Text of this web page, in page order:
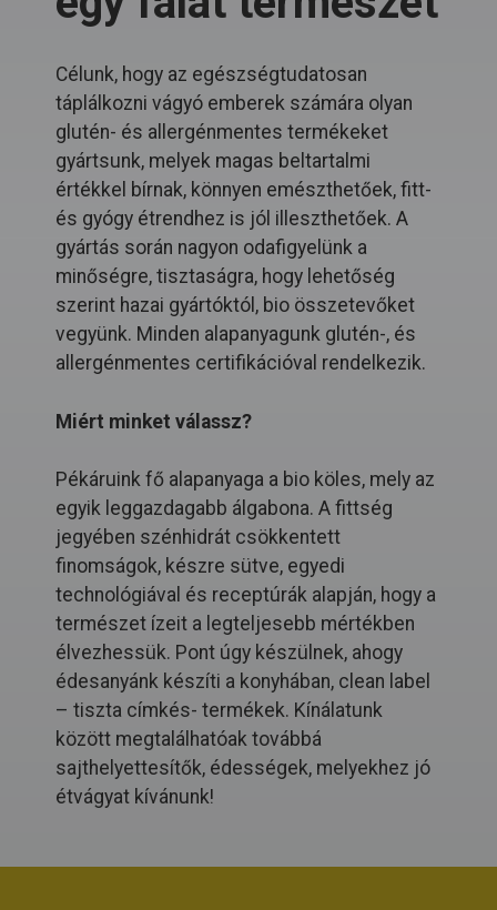
Célunk, hogy az egészségtudatosan
táplálkozni vágyó emberek számára olyan
glutén- és allergénmentes termékeket
gyártsunk, melyek magas beltartalmi
értékkel bírnak, könnyen emészthetőek, fitt-
és gyógy étrendhez is jól illeszthetőek. A
gyártás során nagyon odafigyelünk a
minőségre, tisztaságra, hogy lehetőség
szerint hazai gyártóktól, bio összetevőket
vegyünk. Minden alapanyagunk glutén-, és
allergénmentes certifikációval rendelkezik.
Miért minket válassz?
Pékáruink fő alapanyaga a bio köles, mely az
egyik leggazdagabb álgabona. A fittség
jegyében szénhidrát csökkentett
finomságok, készre sütve, egyedi
technológiával és receptúrák alapján, hogy a
természet ízeit a legteljesebb mértékben
élvezhessük. Pont úgy készülnek, ahogy
édesanyánk készíti a konyhában, clean label
– tiszta címkés- termékek. Kínálatunk
között megtalálhatóak továbbá
sajthelyettesítők, édességek, melyekhez jó
étvágyat kívánunk!